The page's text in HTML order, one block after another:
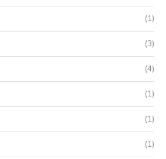
(1)
(3)
(4)
(1)
(1)
(1)